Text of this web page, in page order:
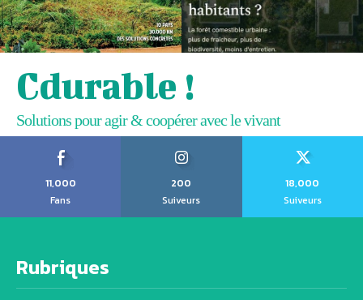
Cdurable !
Solutions pour agir & coopérer avec le vivant
11,000
Fans
200
Suiveurs
18,000
Suiveurs
Rubriques